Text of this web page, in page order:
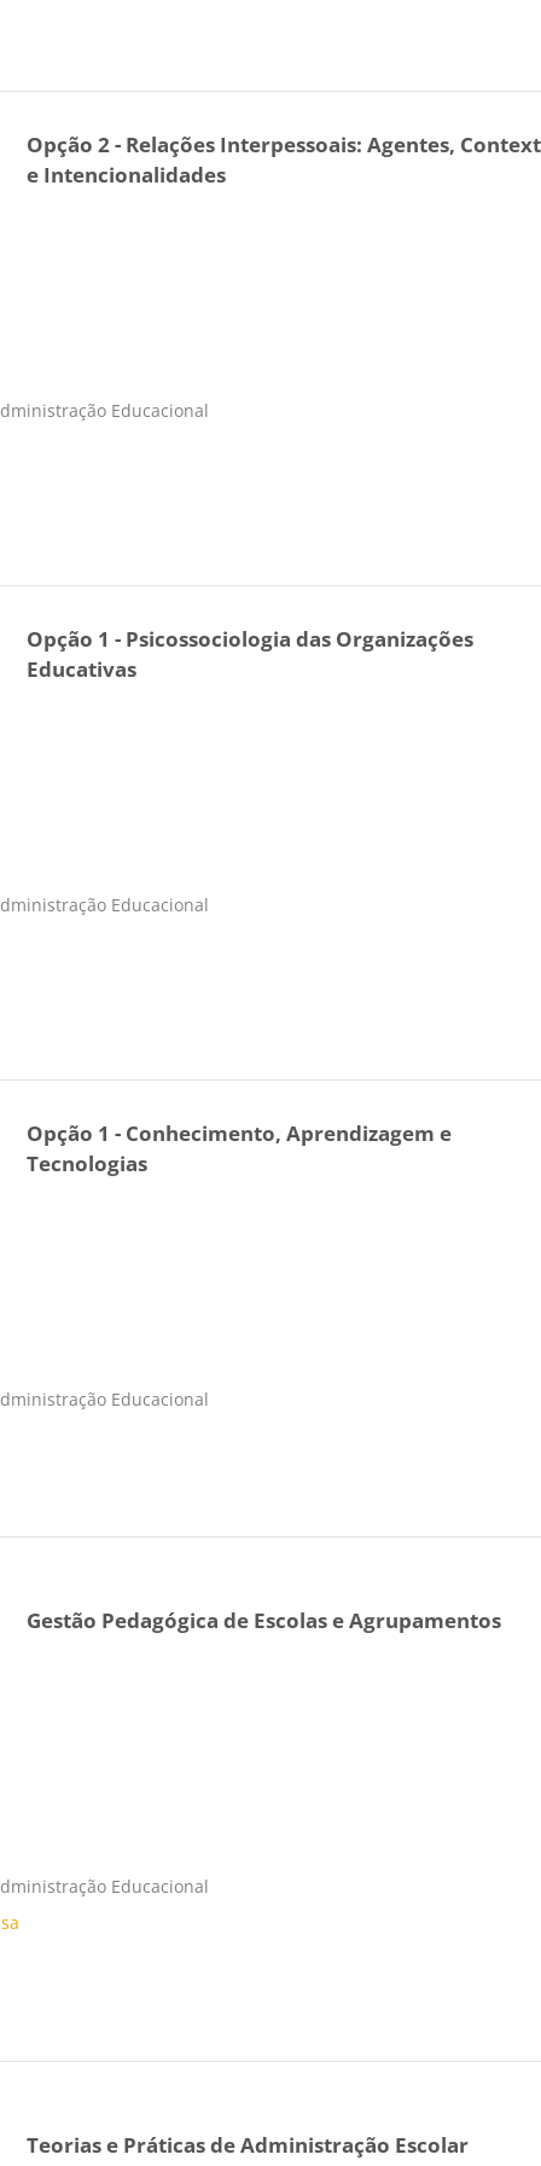
Opção 2 - Relações Interpessoais: Agentes,
e Intencionalidades
Educacional
Opção 1 - Psicossociologia das Organizações
Educativas
Educacional
Opção 1 - Conhecimento, Aprendizagem e
Tecnologias
Educacional
Gestão Pedagógica de Escolas e Agrupamentos
Educacional
Teorias e Práticas de Administração Escolar